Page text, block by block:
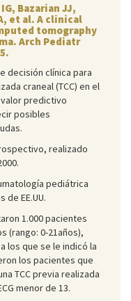
Bazarian JJ,
et al. A clinical
tomography
Arch Pediatr
decisión clínica para
craneal (TCC) en el
valor predictivo
posibles
realizado
pediátrica
EE.UU.
1.000 pacientes
(rango: 0-21años),
los que se le indicó la
los pacientes que
TCC previa realizada
menor de 13.